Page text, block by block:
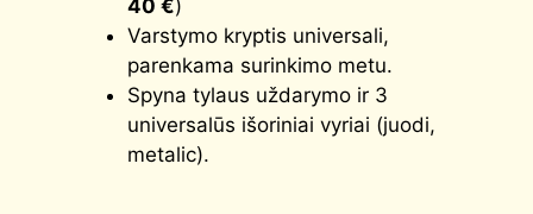
40 €)
Varstymo kryptis universali,
parenkama surinkimo metu.
Spyna tylaus uždarymo ir 3
universalūs išoriniai vyriai (juodi,
metalic).